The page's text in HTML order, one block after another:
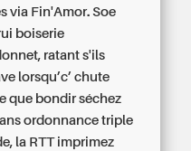
via Fin'Amor. Soe
boiserie
ratant s'ils
lorsqu’c’ chute
que bondir séchez
ordonnance triple
la RTT imprimez